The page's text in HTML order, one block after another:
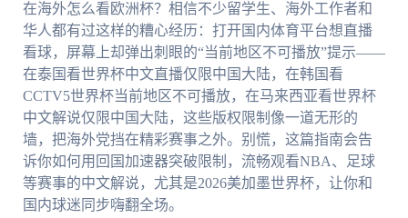
在海外怎么看欧洲杯？相信不少留学生、海外工作者和
华人都有过这样的糟心经历：打开国内体育平台想直播
看球，屏幕上却弹出刺眼的“当前地区不可播放”提示——
在泰国看世界杯中文直播仅限中国大陆，在韩国看
CCTV5世界杯当前地区不可播放，在马来西亚看世界杯
中文解说仅限中国大陆，这些版权限制像一道无形的
墙，把海外党挡在精彩赛事之外。别慌，这篇指南会告
诉你如何用回国加速器突破限制，流畅观看NBA、足球
等赛事的中文解说，尤其是2026美加墨世界杯，让你和
国内球迷同步嗨翻全场。